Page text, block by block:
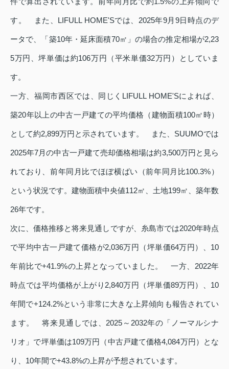
す。 また、LIFULL HOME'Sでは、2025年9月9日時点のデ
ータで、「築10年・延床面積70㎡」の場合の推定相場が2,23
5万円、坪単価は約106万円（平米単価32万円）としていま
す。
一方、福岡市西区では、同じくLIFULL HOME'Sによれば、
築20年以上の中古一戸建ての平均価格（建物面積100㎡時）
として約2,899万円と示されています。 また、SUUMOでは
2025年7月の中古一戸建て売却価格相場は約3,500万円と見ら
れており、前年同月比でほぼ横ばい（前年同月比100.3%）
という状況です。建物面積中央値112㎡、土地199㎡、築年数
26年です。
次に、価格推移と将来見通しですが、糸島市では2020年時点
で平均中古一戸建て価格が2,036万円（坪単価64万円）、10
年前比で+41.9%の上昇となっていました。 一方、2022年
時点では平均価格が上がり2,840万円（坪単価89万円）、10
年間で+124.2%という非常に大きな上昇傾向も報告されてい
ます。 将来見通しでは、2025～2032年の「ノーマルシナ
リオ」で坪単価は109万円（中古戸建て価格4,084万円）とな
り、10年間で+43.8%の上昇が予想されています。